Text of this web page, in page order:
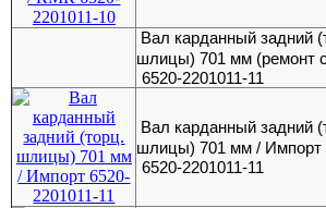
Вал карданный задний
шлицы) 701 мм (ремонт с
6520-2201011-11
Вал карданный задний
шлицы) 701 мм / Импорт
6520-2201011-11